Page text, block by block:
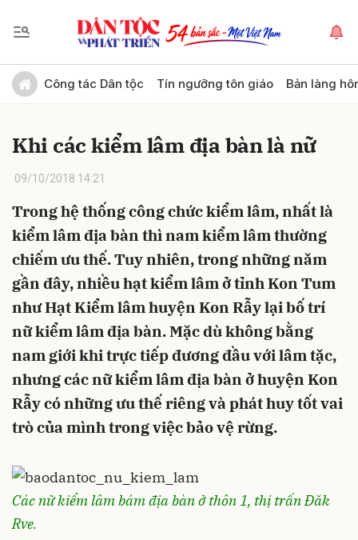
Công tác Dân tộc Tín ngưỡng tôn giáo Bản làng
Khi các kiểm lâm địa bàn là nữ
09/10/2018 14:21
Trong hệ thống công chức kiểm lâm, nhất là
kiểm lâm địa bàn thì nam kiểm lâm thường
chiếm ưu thế. Tuy nhiên, trong những năm
gần đây, nhiều hạt kiểm lâm ở tỉnh Kon Tum
như Hạt Kiểm lâm huyện Kon Rẫy lại bố trí
nữ kiểm lâm địa bàn. Mặc dù không bằng
nam giới khi trực tiếp đương đầu với lâm tặc,
nhưng các nữ kiểm lâm địa bàn ở huyện Kon
Rẫy có những ưu thế riêng và phát huy tốt vai
trò của mình trong việc bảo vệ rừng.
Các nữ kiểm lâm bám địa bàn ở thôn 1, thị trấn Đăk
Rve.
Gửi bình luận
Hủy Gửi